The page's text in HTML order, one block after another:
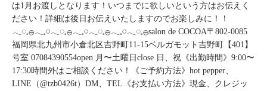
は1月お渡しとなります！いつまでに欲しいという方はお伝えく
ださい！詳細は後日お伝えいたしますのでお楽しみに！！
𓂃◌𓈒𓐍𓂃𓈒𓏸𓂃◌𓈒𓐍𓂃𓈒𓏸𓂃◌𓈒𓐍𓂃𓈒𓏸𓂃◌𓈒𓐍salon de COCOA〒802-0085
福岡県北九州市小倉北区吉野町11-15ベルガモット吉野町【401】
号室︎ 07084390554open 月〜土曜日close 日、祝《出勤時間》9:00〜
17:30時間外はご相談ください！《ご予約方法》hot pepper、
LINE（@tzb0426t）DM、TEL《お支払い方法》現金、クレジッ